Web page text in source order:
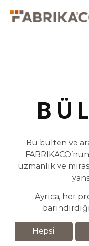
Bu bülten ve
uzmanlık ve miras
Ayrıca, her
Hepsi